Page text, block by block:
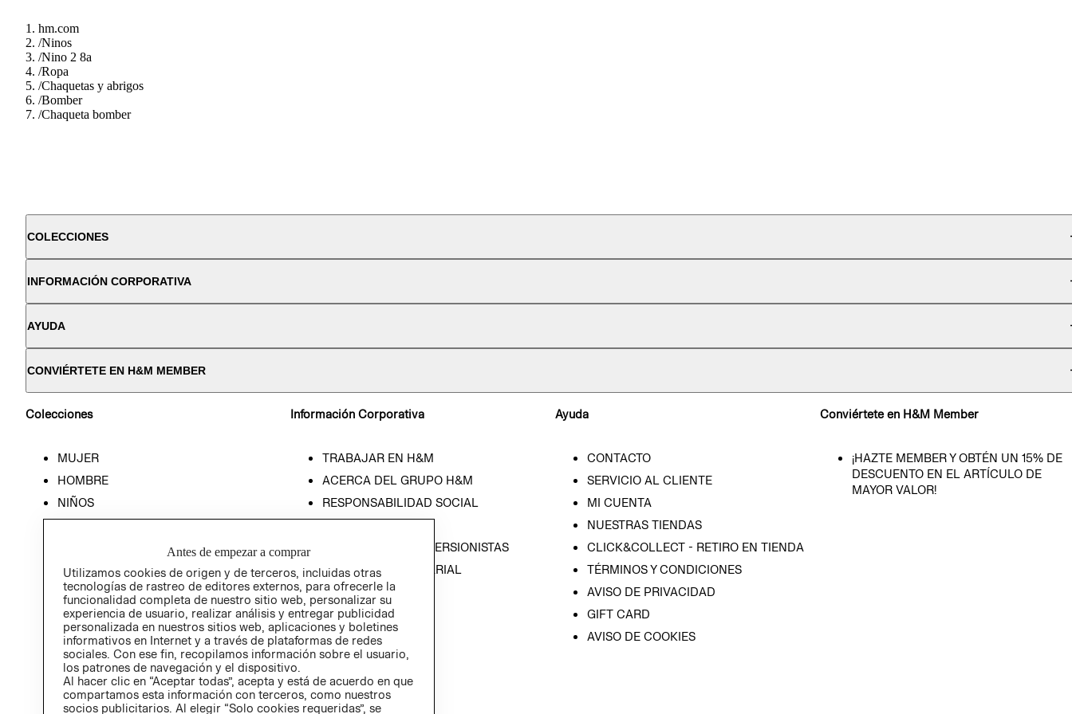
hm.com
/Ninos
/Nino 2 8a
/Ropa
/Chaquetas y abrigos
/Bomber
/Chaqueta bomber
COLECCIONES
INFORMACIÓN CORPORATIVA
AYUDA
CONVIÉRTETE EN H&M MEMBER
Colecciones
MUJER
HOMBRE
NIÑOS
Información Corporativa
TRABAJAR EN H&M
ACERCA DEL GRUPO H&M
RESPONSABILIDAD SOCIAL
RELACIÓN CON INVERSIONISTAS
POLÍTICA EMPRESARIAL
Ayuda
CONTACTO
SERVICIO AL CLIENTE
MI CUENTA
NUESTRAS TIENDAS
CLICK&COLLECT - RETIRO EN TIENDA
TÉRMINOS Y CONDICIONES
AVISO DE PRIVACIDAD
GIFT CARD
AVISO DE COOKIES
Conviértete en H&M Member
¡HAZTE MEMBER Y OBTÉN UN 15% DE
DESCUENTO EN EL ARTÍCULO DE
MAYOR VALOR!
Antes de empezar a comprar
Utilizamos cookies de origen y de terceros, incluidas otras
tecnologías de rastreo de editores externos, para ofrecerle la
funcionalidad completa de nuestro sitio web, personalizar su
experiencia de usuario, realizar análisis y entregar publicidad
personalizada en nuestros sitios web, aplicaciones y boletines
informativos en Internet y a través de plataformas de redes
sociales. Con ese fin, recopilamos información sobre el usuario,
los patrones de navegación y el dispositivo.
Al hacer clic en “Aceptar todas”, acepta y está de acuerdo en que
compartamos esta información con terceros, como nuestros
socios publicitarios. Al elegir “Solo cookies requeridas”, se